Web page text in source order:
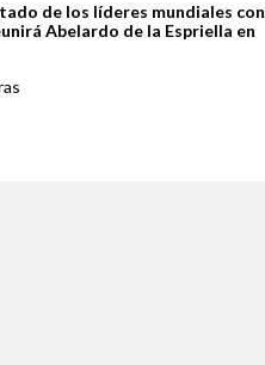
de los líderes mundiales con
Abelardo de la Espriella en